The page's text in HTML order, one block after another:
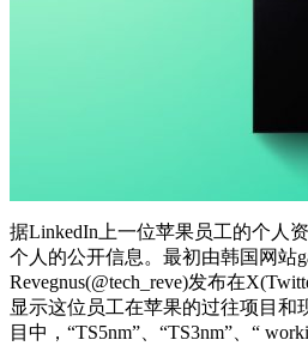
据LinkedIn上一位苹果员工的个人
个人的公开信息。最初由韩国网站
Revegnus(@tech_reve)发布在
显示这位员工在苹果的过往项目和
目中，“TS5nm”、“TS3nm”、“